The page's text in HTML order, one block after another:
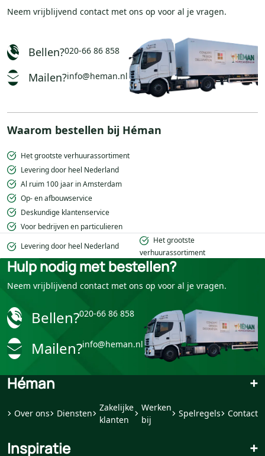
Neem vrijblijvend contact met ons op voor al je vragen.
Bellen?020-66 86 858
Mailen?info@heman.nl
Waarom bestellen bij Héman
Het grootste verhuurassortiment
Levering door heel Nederland
Al ruim 100 jaar in Amsterdam
Op- en afbouwservice
Deskundige klantenservice
Voor bedrijven en particulieren
Levering door heel Nederland
Het grootste
verhuurassortiment
Hulp nodig met bestellen?
Neem vrijblijvend contact met ons op voor al je vragen.
Bellen?020-66 86 858
Mailen?info@heman.nl
Héman +
Over ons Diensten
Zakelijke
klanten
Werken
bij
Spelregels Contact
Inspiratie +